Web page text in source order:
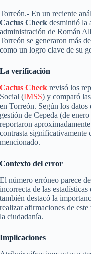
Torreón.- En un reciente
Cactus Check desmintió la
administración de Román
Torreón se generaron más
como un logro clave de su
La verificación
Cactus Check revisó los
Social (IMSS) y comparó
en Torreón. Según los
gestión de Cepeda (de
reportaron
contrasta significativamente
mencionado.
Contexto del error
El número erróneo parece
incorrecta de las
también destacó la
realizar afirmaciones de
la ciudadanía.
Implicaciones